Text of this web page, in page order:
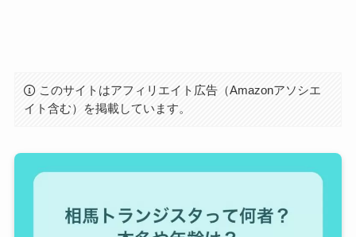
このサイトはアフィリエイト広告（Amazonアソシエ
イト含む）を掲載しています。